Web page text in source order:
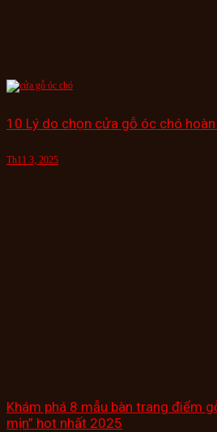
10 Lý do chọn cửa gỗ óc chó
Th11 3, 2025
Khám phá 8 mẫu bàn trang điểm
mịn” hot nhất 2025